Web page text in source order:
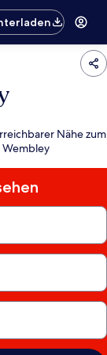
Nähe zum
Wembley